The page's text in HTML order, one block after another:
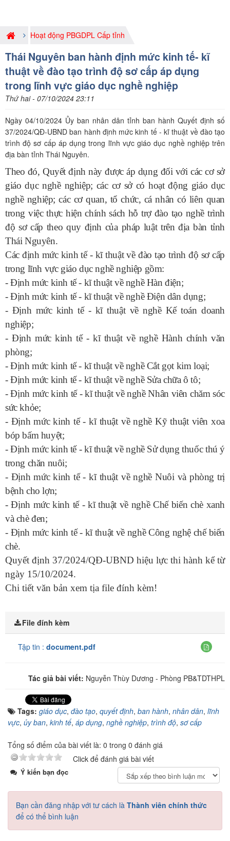
Hoạt động PBGDPL Cấp tỉnh
Thái Nguyên ban hành định mức kinh tế- kĩ
thuật về đào tạo trình độ sơ cấp áp dụng
trong lĩnh vực giáo dục nghề nghiệp
Thứ hai - 07/10/2024 23:11
Ngày 04/10/2024 Ủy ban nhân dân tỉnh ban hành Quyết định số
37/2024/QĐ-UBND ban hành định mức kinh tế - kĩ thuật về đào tạo
trình độ sơ cấp áp dụng trong lĩnh vực giáo dục nghề nghiệp trên
địa bàn tỉnh Thái Nguyên.
Theo đó, Quyết định này được áp dụng đối với các cơ sở
giáo dục nghề nghiệp; các cơ sở có hoạt động giáo dục
nghề nghiệp; các cơ quan, tổ chức, cá nhân có liên quan
trong việc thực hiện chính sách hỗ trợ đào tạo nghề trình
độ sơ cấp theo quy định của pháp luật trên địa bàn tỉnh
Thái Nguyên.
Các định mức kinh tế - kĩ thuật về đào tạo trình độ sơ cấp
trong lĩnh vực giáo dục nghề nghiệp gồm:
- Định mức kinh tế - kĩ thuật về nghề Hàn điện;
- Định mức kinh tế - kĩ thuật về nghề Điện dân dụng;
- Định mức kinh tế - kĩ thuật về nghề Kế toán doanh
nghiệp;
- Định mức kinh tế - kĩ thuật về nghề Hành chính văn
phòng;
- Định mức kinh tế - kĩ thuật về nghề Cắt gọt kim loại;
- Định mức kinh tế - kĩ thuật về nghề Sửa chữa ô tô;
- Định mức kinh tế - kĩ thuật về nghề Nhân viên chăm sóc
sức khỏe;
- Định mức kinh tế - kĩ thuật về nghề Kỹ thuật viên xoa
bóp bấm huyệt;
- Định mức kinh tế - kĩ thuật về nghề Sử dụng thuốc thú ý
trong chăn nuôi;
- Định mức kinh tế - kĩ thuật về nghề Nuôi và phòng trị
bệnh cho lợn;
- Định mức kinh tế - kĩ thuật về nghề Chế biến chè xanh
và chè đen;
- Định mức kinh tế - kĩ thuật về nghề Công nghệ chế biến
chè.
Quyết định 37/2024/QĐ-UBND hiệu lực thi hành kể từ
ngày 15/10/2024.
Chi tiết văn bản xem tịa file đính kèm!
File đính kèm
Tập tin : document.pdf
Tác giả bài viết: Nguyễn Thùy Dương - Phòng PB&TDTHPL
Tags: giáo dục, đào tạo, quyết định, ban hành, nhân dân, lĩnh
vực, ủy ban, kinh tế, áp dụng, nghề nghiệp, trình độ, sơ cấp
Tổng số điểm của bài viết là: 0 trong 0 đánh giá
Click để đánh giá bài viết
Ý kiến bạn đọc
Bạn cần đăng nhập với tư cách là Thành viên chính thức
để có thể bình luận